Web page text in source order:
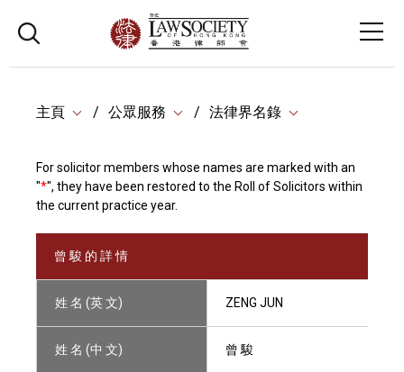
主頁 公眾服務 法律界名錄
For solicitor members whose names are marked with an
"*", they have been restored to the Roll of Solicitors within
the current practice year.
曾 駿 的 詳 情
姓 名 (英 文) ZENG JUN
姓 名 (中 文) 曾 駿